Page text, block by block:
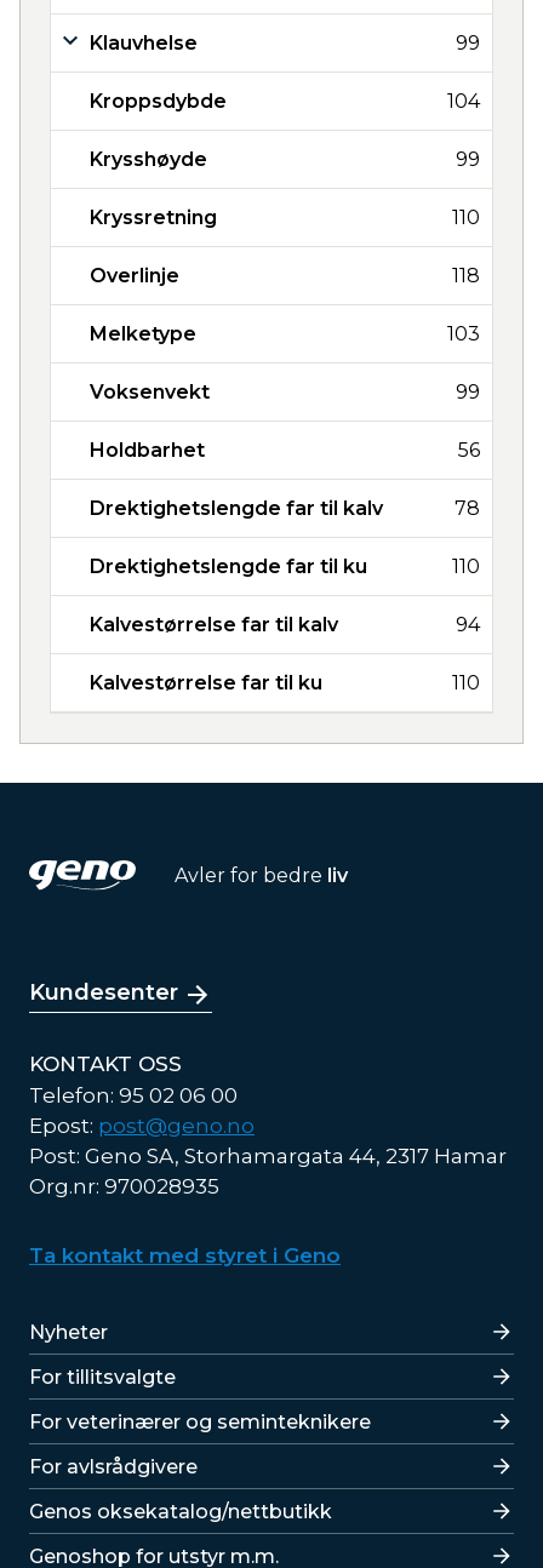
Klauvhelse 99
Kroppsdybde 104
Krysshøyde 99
Kryssretning 110
Overlinje 118
Melketype 103
Voksenvekt 99
Holdbarhet 56
Drektighetslengde far til kalv 78
Drektighetslengde far til ku 110
Kalvestørrelse far til kalv 94
Kalvestørrelse far til ku 110
Avler for bedre liv
Kundesenter
KONTAKT OSS
Telefon: 95 02 06 00
Epost: post@geno.no
Post: Geno SA, Storhamargata 44, 2317 Hamar
Org.nr: 970028935
Ta kontakt med styret i Geno
Lenker
Nyheter
For tillitsvalgte
For veterinærer og seminteknikere
For avlsrådgivere
Lenker
Genos oksekatalog/nettbutikk
Genoshop for utstyr m.m.